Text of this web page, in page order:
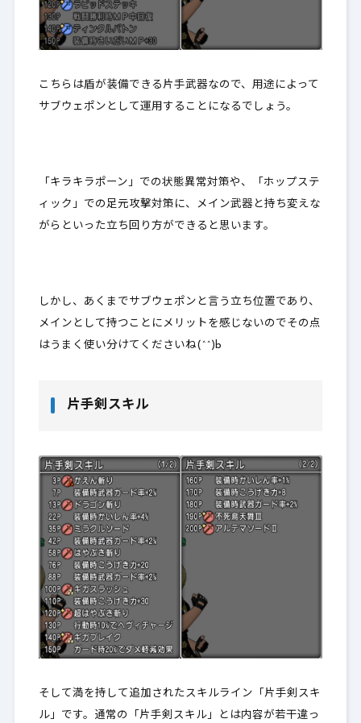
こちらは盾が装備できる片手武器なので、用途によって
サブウェポンとして運用することになるでしょう。
「キラキラポーン」での状態異常対策や、「ホップステ
ィック」での足元攻撃対策に、 メイン武器と持ち変えな
がらといった立ち回り方ができる と思います。
しかし、あくまでサブウェポンと言う立ち位置であり、
メインとして持つことにメリットを感じないのでその点
はうまく使い分けてくださいね(^^)b
片手剣スキル
そして満を持して追加されたスキルライン「片手剣スキ
ル」です。通常の「片手剣スキル」とは内容が若干違っ